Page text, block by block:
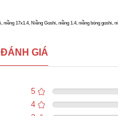
niềng 17x1.4, Niềng Goshi, niềng 1.4, niềng bóng goshi,
GIÁ
5
4